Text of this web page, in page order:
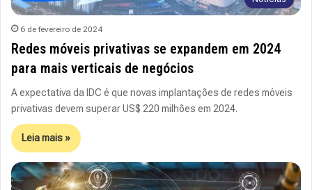
6 de fevereiro de 2024
Redes móveis privativas se expandem em 2024
para mais verticais de negócios
A expectativa da IDC é que novas implantações de redes móveis
privativas devem superar US$ 220 milhões em 2024.
Leia mais »